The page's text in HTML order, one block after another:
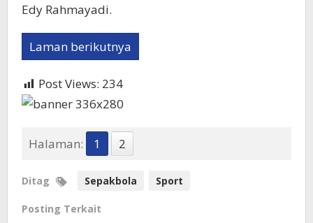
Edy Rahmayadi.
Laman berikutnya
Post Views: 234
Halaman: 1 2
Ditag Sepakbola Sport
Posting Terkait